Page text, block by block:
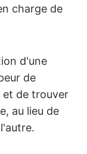
charge de
d'une
de
et de trouver
au lieu de